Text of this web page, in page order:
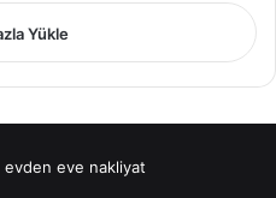
Yükle
evden eve nakliyat